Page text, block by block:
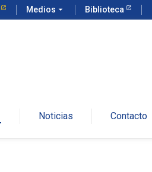
Medios arrow_drop_down Biblioteca
Noticias Contacto